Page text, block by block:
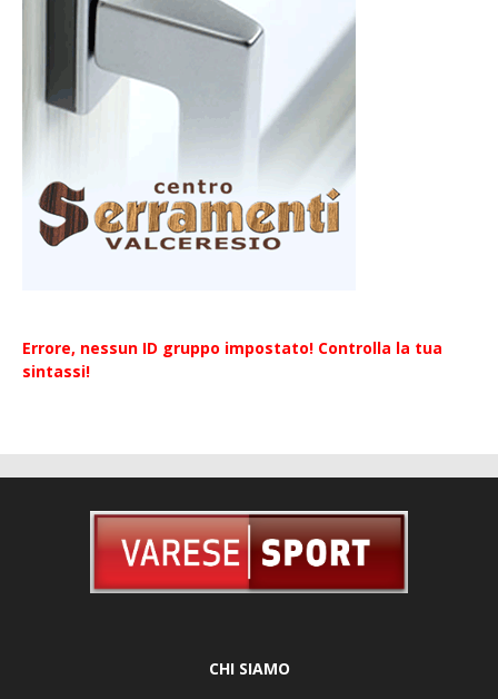
Errore, nessun ID gruppo impostato! Controlla la tua
sintassi!
CHI SIAMO